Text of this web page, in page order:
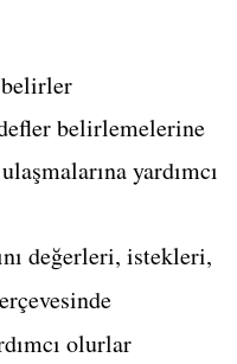
belirlemelerine
yardımcı
değerleri, istekleri,
olurlar